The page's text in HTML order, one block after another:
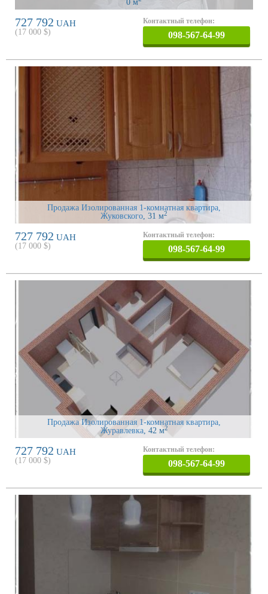
0 м
727 792 UAH
(17 000 $)
Контактный телефон:
098-567-64-99
Продажа Изолированная 1-комнатная квартира,
Жуковского, 31 м2
727 792 UAH
(17 000 $)
Контактный телефон:
098-567-64-99
Продажа Изолированная 1-комнатная квартира,
Журавлевка, 42 м2
727 792 UAH
(17 000 $)
Контактный телефон:
098-567-64-99